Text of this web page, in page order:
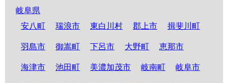
岐阜県
安八町
瑞浪市 東白川村 郡上市 揖斐川町
羽島市 御嵩町 下呂市 大野町 恵那市
海津市 池田町 美濃加茂市 岐南町 岐阜市